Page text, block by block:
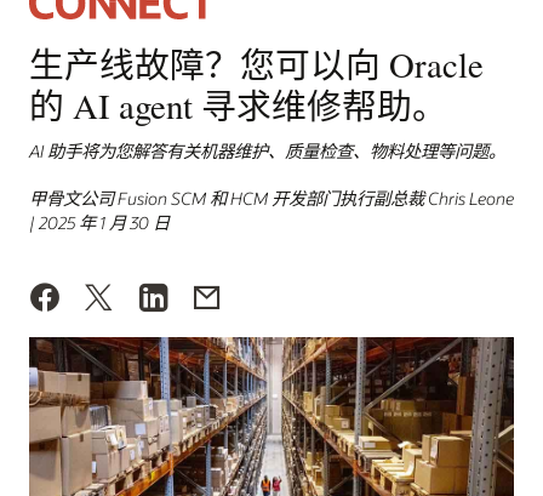
生产线故障？您可以向 Oracle
的 AI agent 寻求维修帮助。
AI 助手将为您解答有关机器维护、质量检查、物料处理等问题。
甲骨文公司 Fusion SCM 和 HCM 开发部门执行副总裁 Chris Leone
| 2025 年 1 月 30 日